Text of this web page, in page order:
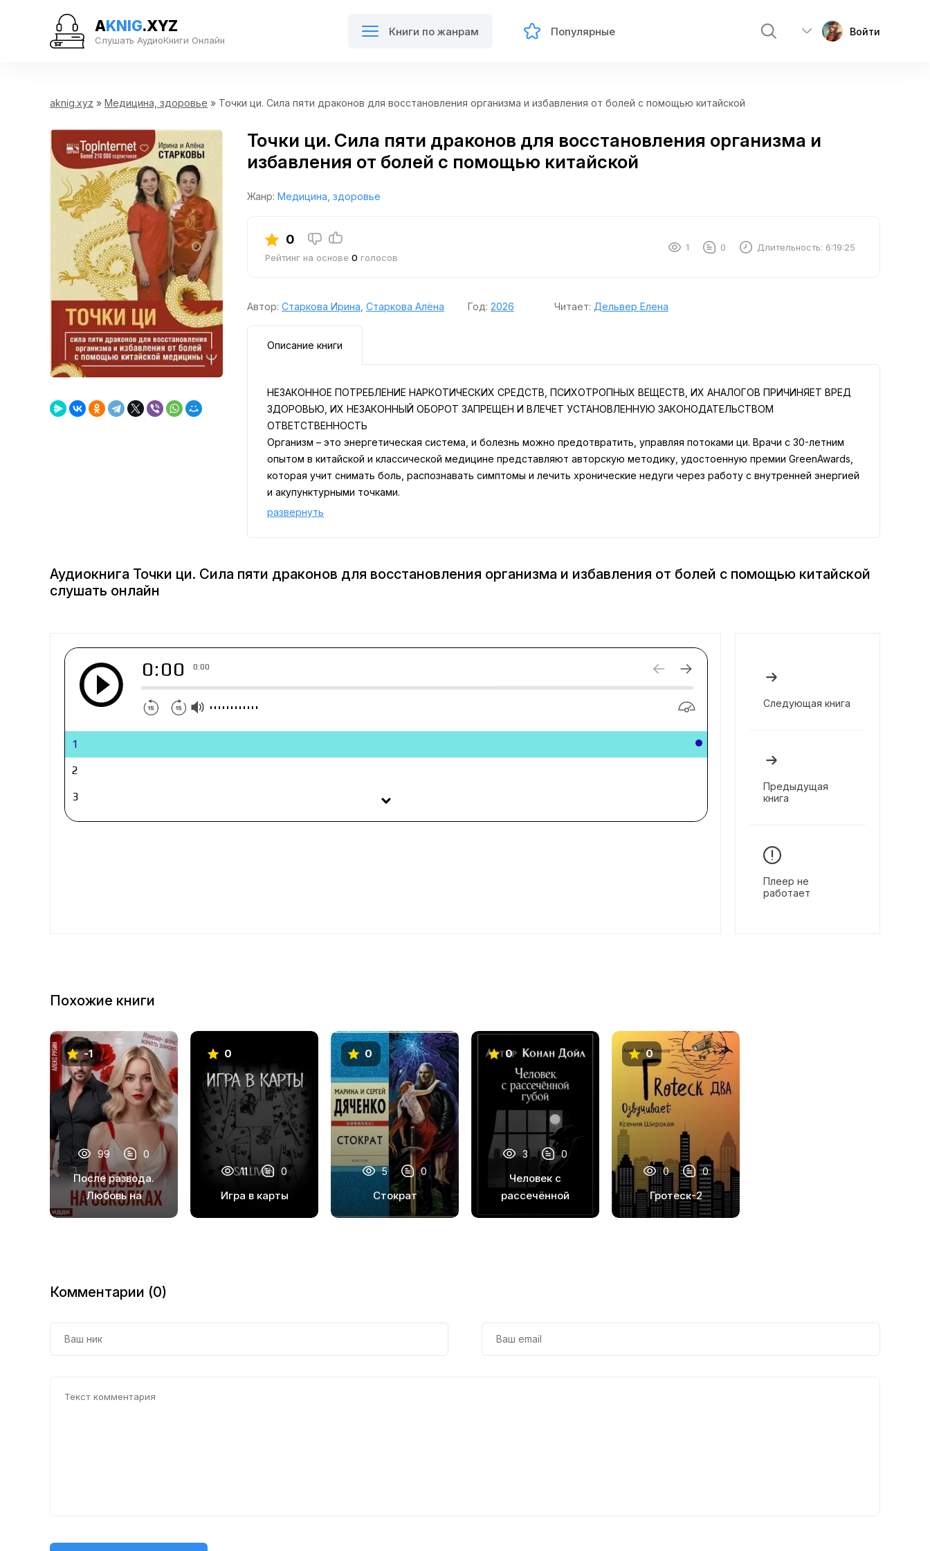
AKNIG.XYZ
Слушать АудиоКниги Онлайн
Книги по жанрам Популярные Войти
aknig.xyz » Медицина, здоровье » Точки ци. Сила пяти драконов для восстановления организма и избавления от болей с помощью китайской
Точки ци. Сила пяти драконов для восстановления организма и
избавления от болей с помощью китайской
Жанр: Медицина, здоровье
0
Рейтинг на основе 0 голосов
1 0 Длительность: 6:19:25
Автор: Старкова Ирина Старкова Алёна Год: 2026 Читает: Дельвер Елена
Описание книги
НЕЗАКОННОЕ ПОТРЕБЛЕНИЕ НАРКОТИЧЕСКИХ СРЕДСТВ, ПСИХОТРОПНЫХ ВЕЩЕСТВ, ИХ АНАЛОГОВ ПРИЧИНЯЕТ ВРЕД
ЗДОРОВЬЮ, ИХ НЕЗАКОННЫЙ ОБОРОТ ЗАПРЕЩЕН И ВЛЕЧЕТ УСТАНОВЛЕННУЮ ЗАКОНОДАТЕЛЬСТВОМ
ОТВЕТСТВЕННОСТЬ
Организм – это энергетическая система, и болезнь можно предотвратить, управляя потоками ци. Врачи с 30-летним
опытом в китайской и классической медицине представляют авторскую методику, удостоенную премии GreenAwards,
которая учит снимать боль, распознавать симптомы и лечить хронические недуги через работу с внутренней энергией
и акупунктурными точками.
развернуть
Аудиокнига Точки ци. Сила пяти драконов для восстановления организма и избавления от болей с помощью китайской
слушать онлайн
0:00 0:00
1
2
3
4
Следующая книга
Предыдущая
книга
Плеер не
работает
Похожие книги
-1
99 0
После развода.
Любовь на
0
11 0
Игра в карты
0
5 0
Стократ
0
3 0
Человек с
рассечённой
губой
0
0 0
Гротеск-2
Комментарии (0)